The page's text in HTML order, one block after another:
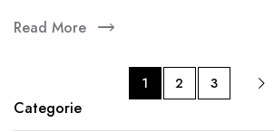
Read More
1 2 3
Categorie